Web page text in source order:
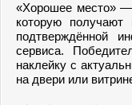
«Хорошее место» —
которую
подтверждённой
сервиса.
наклейку с
на двери или